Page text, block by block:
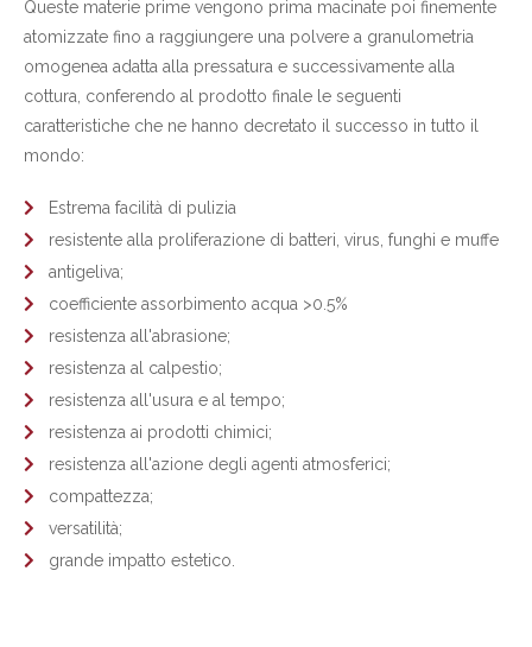
Queste materie prime vengono prima macinate poi finemente
atomizzate fino a raggiungere una polvere a granulometria
omogenea adatta alla pressatura e successivamente alla
cottura, conferendo al prodotto finale le seguenti
caratteristiche che ne hanno decretato il successo in tutto il
mondo:
Estrema facilità di pulizia
resistente alla proliferazione di batteri, virus, funghi e muffe
antigeliva;
coefficiente assorbimento acqua >0.5%
resistenza all'abrasione;
resistenza al calpestio;
resistenza all'usura e al tempo;
resistenza ai prodotti chimici;
resistenza all'azione degli agenti atmosferici;
compattezza;
versatilità;
grande impatto estetico.